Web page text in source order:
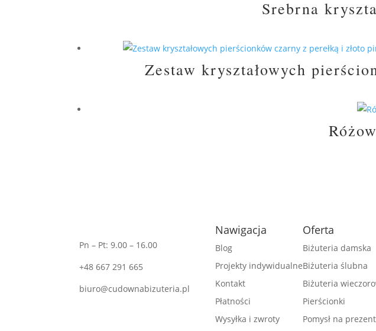
Srebrna
Zestaw kryształowych
Pn – Pt: 9.00 – 16.00
+48 667 291 665
biuro@cudownabizuteria.pl
Nawigacja
Blog
Projekty indywidualne
Kontakt
Płatności
Wysyłka i zwroty
Oferta
Biżuteria damska
Biżuteria ślubna
Biżuteria
Pierścionki
Pomysł na prezent